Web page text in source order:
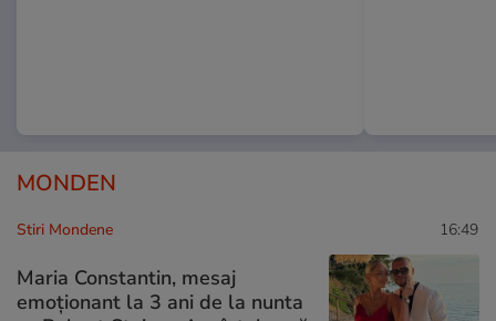
MONDEN
Stiri Mondene 16:49
Maria Constantin, mesaj
emoționant la 3 ani de la nunta